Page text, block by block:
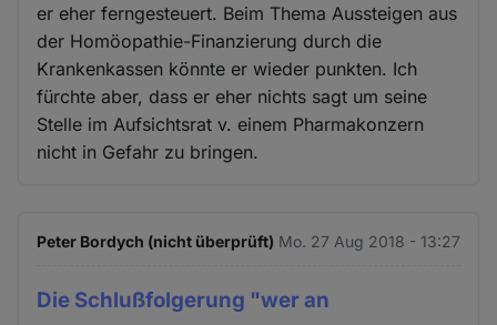
er eher ferngesteuert. Beim Thema Aussteigen aus
der Homöopathie-Finanzierung durch die
Krankenkassen könnte er wieder punkten. Ich
fürchte aber, dass er eher nichts sagt um seine
Stelle im Aufsichtsrat v. einem Pharmakonzern
nicht in Gefahr zu bringen.
Peter Bordych (nicht überprüft) Mo. 27 Aug 2018 - 13:27
Die Schlußfolgerung "wer an